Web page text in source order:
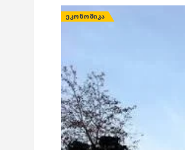
ᲔᲙᲝᲜᲝᲛᲘᲙᲐ